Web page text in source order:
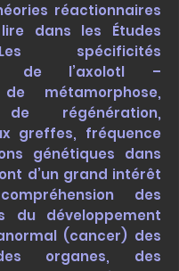
réactionnaires
dans les Études
Les spécificités
de l’axolotl –
métamorphose,
régénération,
greffes, fréquence
génétiques dans
d’un grand intérêt
des
du développement
(cancer) des
organes, des